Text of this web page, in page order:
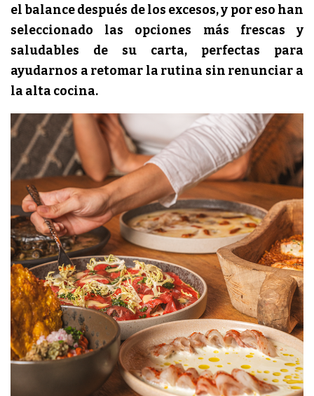
el balance después de los excesos, y por eso han
seleccionado las opciones más frescas y
saludables de su carta, perfectas para
ayudarnos a retomar la rutina sin renunciar a
la alta cocina.